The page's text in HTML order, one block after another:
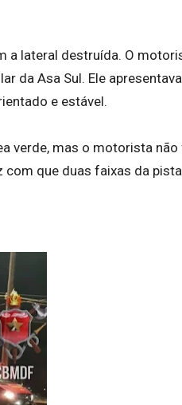
a lateral destruída. O
da Asa Sul. Ele apresentava
e estável.
verde, mas o motorista
que duas faixas da pista